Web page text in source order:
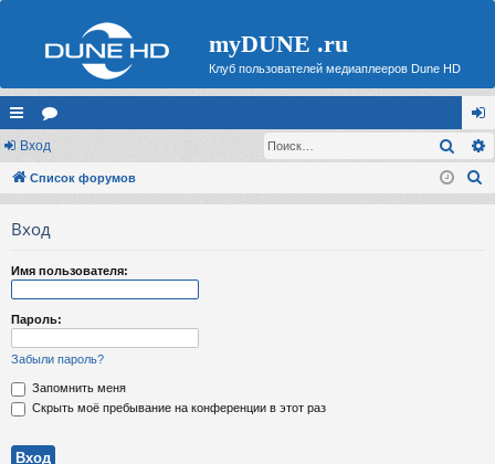
myDUNE .ru
Клуб пользователей медиаплееров Dune HD
с
ы
ор
ум
хо
д
Вход
Список форумов
Вход
Имя пользователя:
Пароль:
Забыли пароль?
Запомнить меня
Скрыть моё пребывание на конференции в этот раз